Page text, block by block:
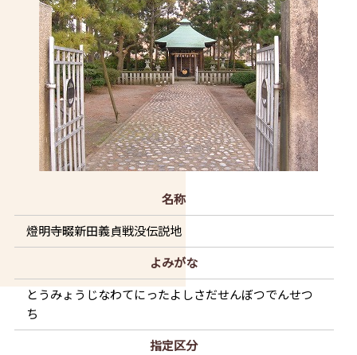
名称
燈明寺畷新田義貞戦没伝説地
よみがな
とうみょうじなわてにったよしさだせんぼつでんせつ
ち
指定区分